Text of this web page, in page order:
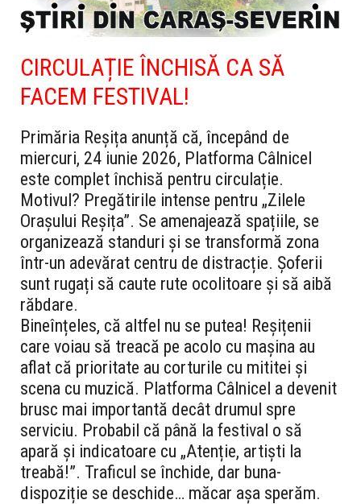
CIRCULAȚIE ÎNCHISĂ CA SĂ
FACEM FESTIVAL!
Primăria Reșița anunță că, începând de
miercuri, 24 iunie 2026, Platforma Câlnicel
este complet închisă pentru circulație.
Motivul? Pregătirile intense pentru „Zilele
Orașului Reșița”. Se amenajează spațiile, se
organizează standuri și se transformă zona
într-un adevărat centru de distracție. Șoferii
sunt rugați să caute rute ocolitoare și să aibă
răbdare.
Bineînțeles, că altfel nu se putea! Reșițenii
care voiau să treacă pe acolo cu mașina au
aflat că prioritate au corturile cu mititei și
scena cu muzică. Platforma Câlnicel a devenit
brusc mai importantă decât drumul spre
serviciu. Probabil că până la festival o să
apară și indicatoare cu „Atenție, artiști la
treabă!”. Traficul se închide, dar buna-
dispoziție se deschide… măcar așa sperăm.